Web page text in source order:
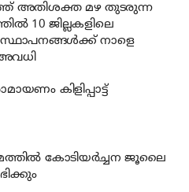
അതിശക്ത മഴ തുടരുന്ന
10 ജില്ലകളിലെ
സ്ഥാപനങ്ങൾക്ക് നാളെ
കിളിപ്പാട്ട്
കോടിയര്‍ച്ചന ജൂലൈ